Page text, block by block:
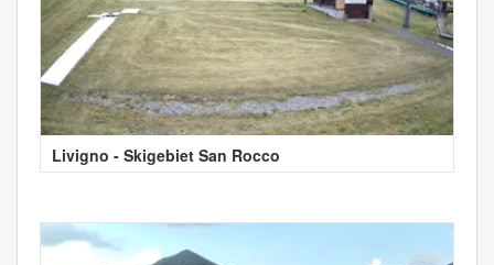
Livigno - Skigebiet San Rocco